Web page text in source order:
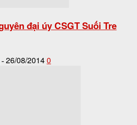
đại úy CSGT Suối Tre
- 26/08/20140